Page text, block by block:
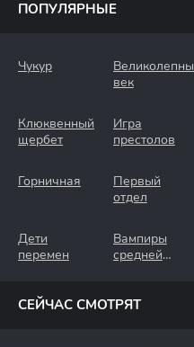
ПОПУЛЯРНЫЕ
Чукур
Великолепный
век
Клюквенный
щербет
Игра
престолов
Горничная
Первый
отдел
Дети
перемен
Вампиры
средней
СЕЙЧАС СМОТРЯТ